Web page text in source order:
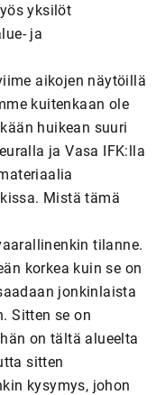
yksilöt
ja
aikojen näytöillä
kuitenkaan ole
huikean suuri
ja Vasa IFK:lla
Mistä tämä
tilanne.
korkea kuin se on
jonkinlaista
Sitten se on
on tältä alueelta
sitten
kysymys, johon